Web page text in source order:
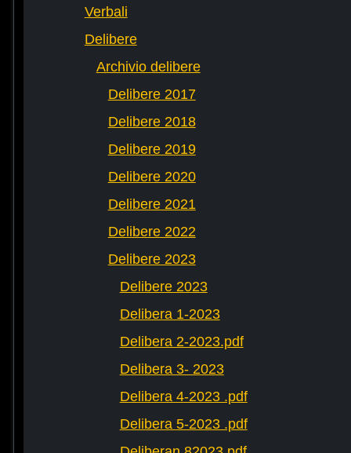
Verbali
Delibere
Archivio delibere
Delibere 2017
Delibere 2018
Delibere 2019
Delibere 2020
Delibere 2021
Delibere 2022
Delibere 2023
Delibere 2023
Delibera 1-2023
Delibera 2-2023.pdf
Delibera 3- 2023
Delibera 4-2023 .pdf
Delibera 5-2023 .pdf